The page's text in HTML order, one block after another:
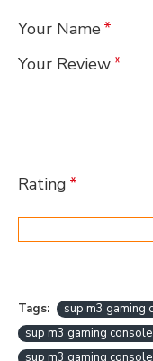
Your Name
Your Review
Rating
Tags:
sup m3 gaming
sup m3 gaming
sup m3 gaming